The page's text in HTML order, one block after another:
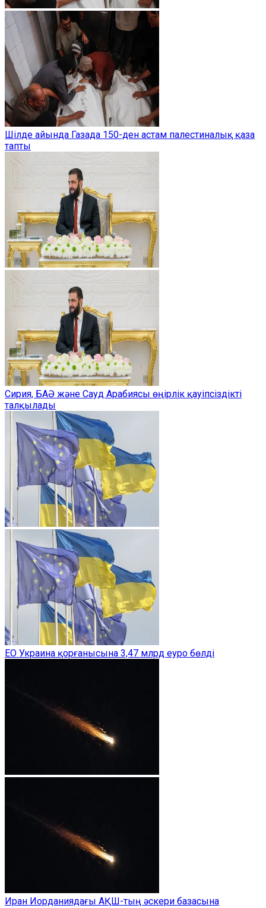
Шілде айында Газада 150-ден астам палестиналық қаза
тапты
Сирия, БАӘ және Сауд Арабиясы өңірлік қауіпсіздікті
талқылады
ЕО Украина қорғанысына 3,47 млрд еуро бөлді
Иран Иорданиядағы АҚШ-тың әскери базасына